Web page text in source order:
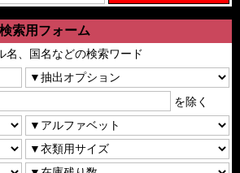
索用フォーム
名、国名などの検索ワード
を除く